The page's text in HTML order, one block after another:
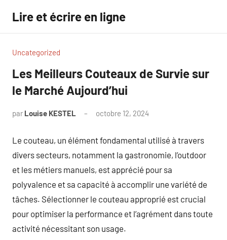
contenu
Lire et écrire en ligne
Uncategorized
Les Meilleurs Couteaux de Survie sur
le Marché Aujourd’hui
par Louise KESTEL octobre 12, 2024
Le couteau, un élément fondamental utilisé à travers
divers secteurs, notamment la gastronomie, l’outdoor
et les métiers manuels, est apprécié pour sa
polyvalence et sa capacité à accomplir une variété de
tâches. Sélectionner le couteau approprié est crucial
pour optimiser la performance et l’agrément dans toute
activité nécessitant son usage.